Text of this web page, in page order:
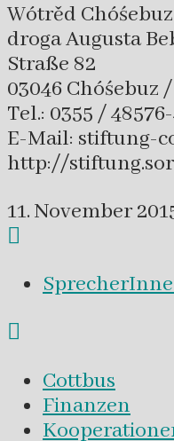
Wótrěd
droga Augusta
Straße 82
03046 Chóśebuz
Tel.: 0355 /
E-Mail: stiftung-
http://
11. November
Cottbus
Finanzen